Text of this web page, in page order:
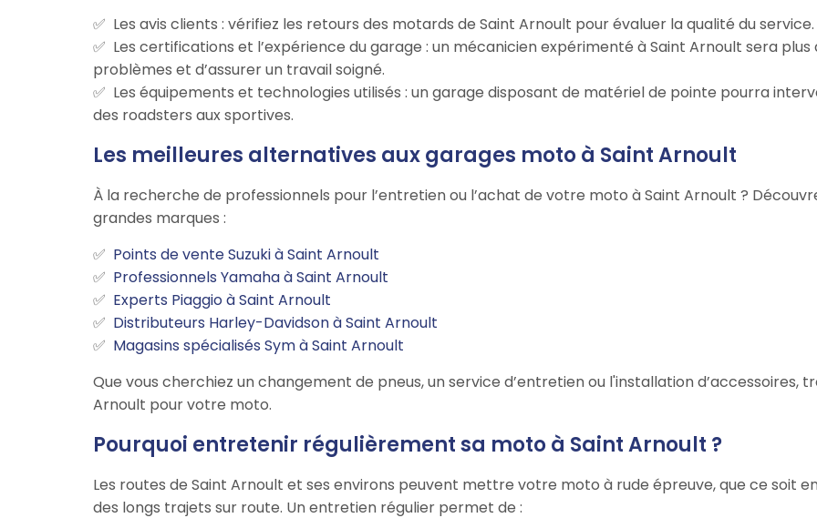
Les avis clients : vérifiez les retours des motards de Saint Arnoult pour évaluer la qualité du service.
Les certifications et l’expérience du garage : un mécanicien expérimenté à Saint Arnoult sera
problèmes et d’assurer un travail soigné.
Les équipements et technologies utilisés : un garage disposant de matériel de pointe pourra
des roadsters aux sportives.
Les meilleures alternatives aux garages moto à Saint Arnoult
À la recherche de professionnels pour l’entretien ou l’achat de votre moto à Saint Arnoult ?
grandes marques :
Points de vente Suzuki à Saint Arnoult
Professionnels Yamaha à Saint Arnoult
Experts Piaggio à Saint Arnoult
Distributeurs Harley-Davidson à Saint Arnoult
Magasins spécialisés Sym à Saint Arnoult
Que vous cherchiez un changement de pneus, un service d’entretien ou l'installation d’accessoires,
Arnoult pour votre moto.
Pourquoi entretenir régulièrement sa moto à Saint Arnoult ?
Les routes de Saint Arnoult et ses environs peuvent mettre votre moto à rude épreuve, que ce soit
des longs trajets sur route. Un entretien régulier permet de :